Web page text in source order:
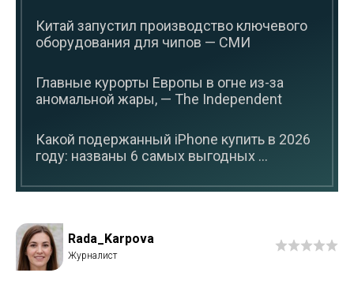
Китай запустил производство ключевого
оборудования для чипов — СМИ
Главные курорты Европы в огне из-за
аномальной жары, — The Independent
Какой подержанный iPhone купить в 2026
году: названы 6 самых выгодных ...
Rada_Karpova